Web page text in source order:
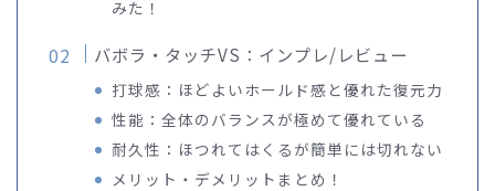
みた！
バボラ・タッチVS：インプレ/レビュー
打球感：ほどよいホールド感と優れた復元力
性能：全体のバランスが極めて優れている
耐久性：ほつれてはくるが簡単には切れない
メリット・デメリットまとめ！